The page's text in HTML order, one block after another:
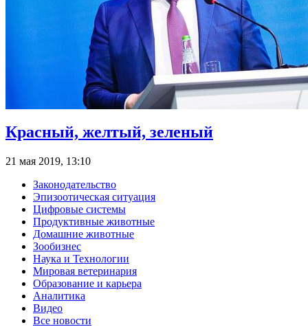
Красный, желтый, зеленый
21 мая 2019, 13:10
Законодательство
Эпизоотическая ситуация
Цифровые системы
Продуктивные животные
Домашние животные
Зообизнес
Наука и Технологии
Мировая ветеринария
Образование и карьера
Аналитика
Видео
Все новости